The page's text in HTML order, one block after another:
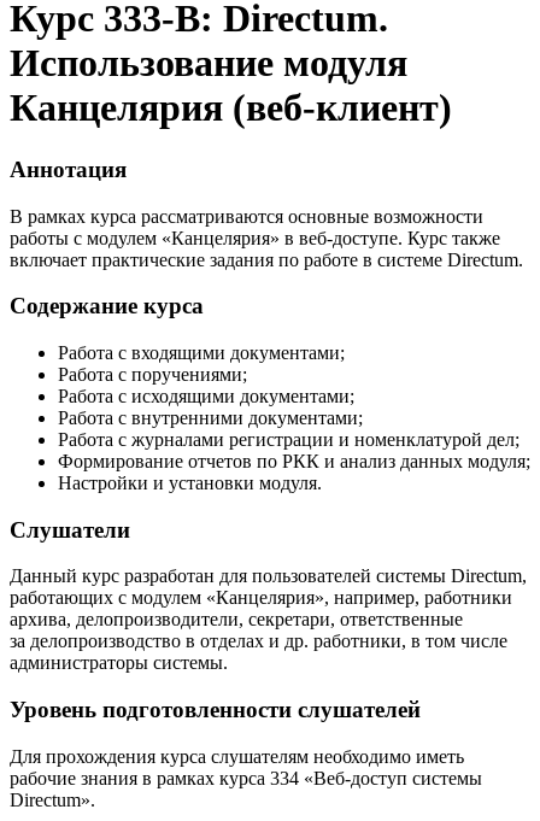
Курс 333-В: Directum.
Использование модуля
Канцелярия (веб-клиент)
Аннотация
В рамках курса рассматриваются основные возможности
работы с модулем «Канцелярия» в веб-доступе. Курс также
включает практические задания по работе в системе Directum.
Содержание курса
Работа с входящими документами;
Работа с поручениями;
Работа с исходящими документами;
Работа с внутренними документами;
Работа с журналами регистрации и номенклатурой дел;
Формирование отчетов по РКК и анализ данных модуля;
Настройки и установки модуля.
Слушатели
Данный курс разработан для пользователей системы Directum,
работающих с модулем «Канцелярия», например, работники
архива, делопроизводители, секретари, ответственные
за делопроизводство в отделах и др. работники, в том числе
администраторы системы.
Уровень подготовленности слушателей
Для прохождения курса слушателям необходимо иметь
рабочие знания в рамках курса 334 «Веб-доступ системы
Directum».